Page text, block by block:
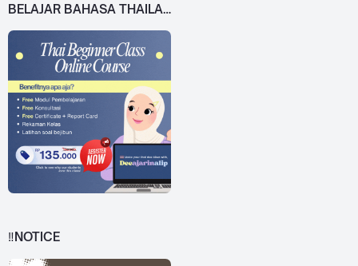
BELAJAR BAHASA THAILAND DARI 0!
‼️NOTICE